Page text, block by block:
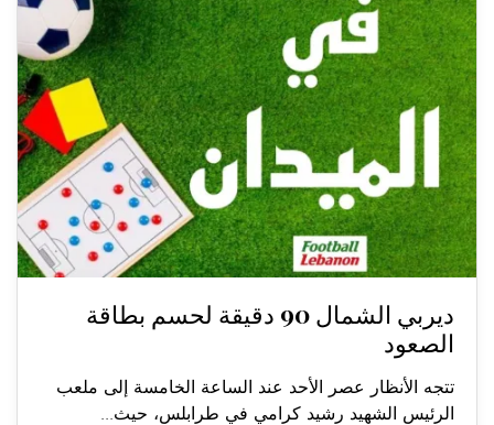
ديربي الشمال 90 دقيقة لحسم بطاقة
الصعود
تتجه الأنظار عصر الأحد عند الساعة الخامسة إلى ملعب
الرئيس الشهيد رشيد كرامي في طرابلس، حيث...